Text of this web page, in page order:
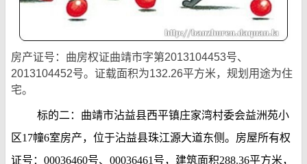
房产证号：曲房权证曲靖市字第2013104453号、
2013104452号。证载面积为132.26平方米，规划用途为住
宅。
标的二：曲靖市沾益县西平镇庄家湾村委会益洲苑小
区17幢6室房产，位于沾益县珠江源大道东侧。房屋所有权
证号：00036460号、00036461号，建筑面积288.36平方米，